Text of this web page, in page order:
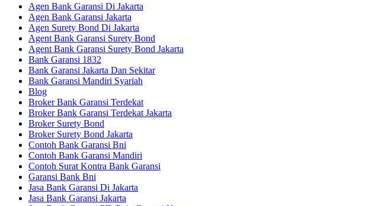
Agen Bank Garansi Di Jakarta
Agen Bank Garansi Jakarta
Agen Surety Bond Di Jakarta
Agent Bank Garansi Surety Bond
Agent Bank Garansi Surety Bond Jakarta
Bank Garansi 1832
Bank Garansi Jakarta Dan Sekitar
Bank Garansi Mandiri Syariah
Blog
Broker Bank Garansi Terdekat
Broker Bank Garansi Terdekat Jakarta
Broker Surety Bond
Broker Surety Bond Jakarta
Contoh Bank Garansi Bni
Contoh Bank Garansi Mandiri
Contoh Surat Kontra Bank Garansi
Garansi Bank Bni
Jasa Bank Garansi Di Jakarta
Jasa Bank Garansi Jakarta